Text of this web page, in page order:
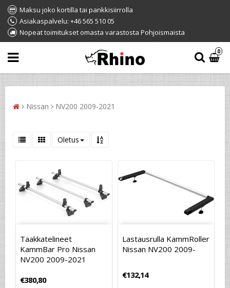
Maksu joko kortilla tai pankkisiirrolla
Asiakaspalvelu: +46 565 510 05
Nopeat toimitukset omasta varastosta Pohjoismaista
0
Nissan NV200 2009-2021
Oletus
Taakkatelineet
KammBar Pro Nissan
NV200 2009-2021
€380,80
Lastausrulla KammRoller
Nissan NV200 2009-
€132,14